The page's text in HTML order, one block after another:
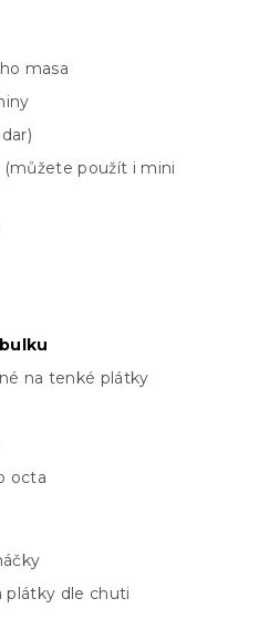
masa
(můžete použít i mini
na tenké plátky
octa
plátky dle chuti